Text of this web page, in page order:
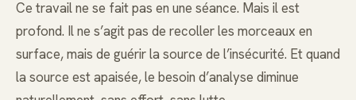
Ce travail ne se fait pas en une séance. Mais il est
profond. Il ne s’agit pas de recoller les morceaux en
surface, mais de guérir la source de l’insécurité. Et quand
la source est apaisée, le besoin d’analyse diminue